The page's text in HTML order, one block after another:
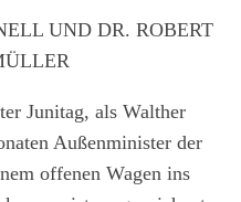
UND DR. ROBERT
Junitag, als Walther
Außenminister der
offenen Wagen ins